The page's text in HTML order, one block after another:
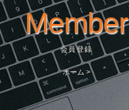
Member
会員登録
ホーム >